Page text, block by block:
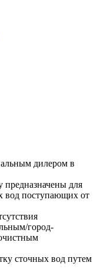
дилером в
для
вод поступающих от
город-
сточных вод путем